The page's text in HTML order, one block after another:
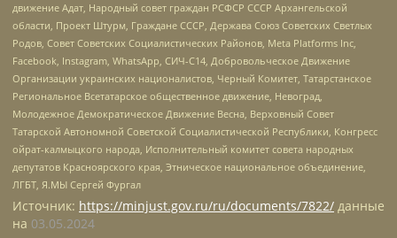
движение Адат, Народный совет граждан РСФСР СССР Архангельской
области, Проект Штурм, Граждане СССР, Держава Союз Советских Светлых
Родов, Совет Советских Социалистических Районов, Meta Platforms Inc,
Facebook, Instagram, WhatsApp, СИЧ-С14, Добровольческое Движение
Организации украинских националистов, Черный Комитет, Татарстанское
Региональное Всетатарское общественное движение, Невоград,
Молодежное Демократическое Движение Весна, Верховный Совет
Татарской Автономной Советской Социалистической Республики, Конгресс
ойрат-калмыцкого народа, Исполнительный комитет совета народных
депутатов Красноярского края, Этническое национальное объединение,
ЛГБТ, Я.МЫ Сергей Фургал
Источник: https://minjust.gov.ru/ru/documents/7822/ данные
на 03.05.2024